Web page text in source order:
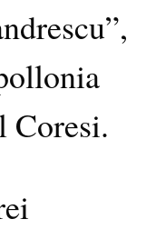
Coresi.